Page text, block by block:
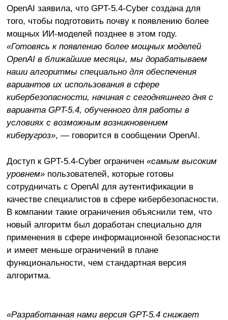
OpenAI заявила, что GPT-5.4-Cyber создана для
того, чтобы подготовить почву к появлению более
мощных ИИ-моделей позднее в этом году.
«Готовясь к появлению более мощных моделей
OpenAI в ближайшие месяцы, мы дорабатываем
наши алгоритмы специально для обеспечения
вариантов их использования в сфере
кибербезопасности, начиная с сегодняшнего дня с
варианта GPT-5.4, обученного для работы в
условиях с возможным возникновением
киберугроз», — говорится в сообщении OpenAI.
Доступ к GPT-5.4-Cyber ограничен «самым высоким
уровнем»пользователей, которые готовы
сотрудничать с OpenAI для аутентификации в
качестве специалистов в сфере кибербезопасности.
В компании такие ограничения объяснили тем, что
новый алгоритм был доработан специально для
применения в сфере информационной безопасности
и имеет меньше ограничений в плане
функциональности, чем стандартная версия
алгоритма.
«Разработанная нами версия GPT-5.4 снижает